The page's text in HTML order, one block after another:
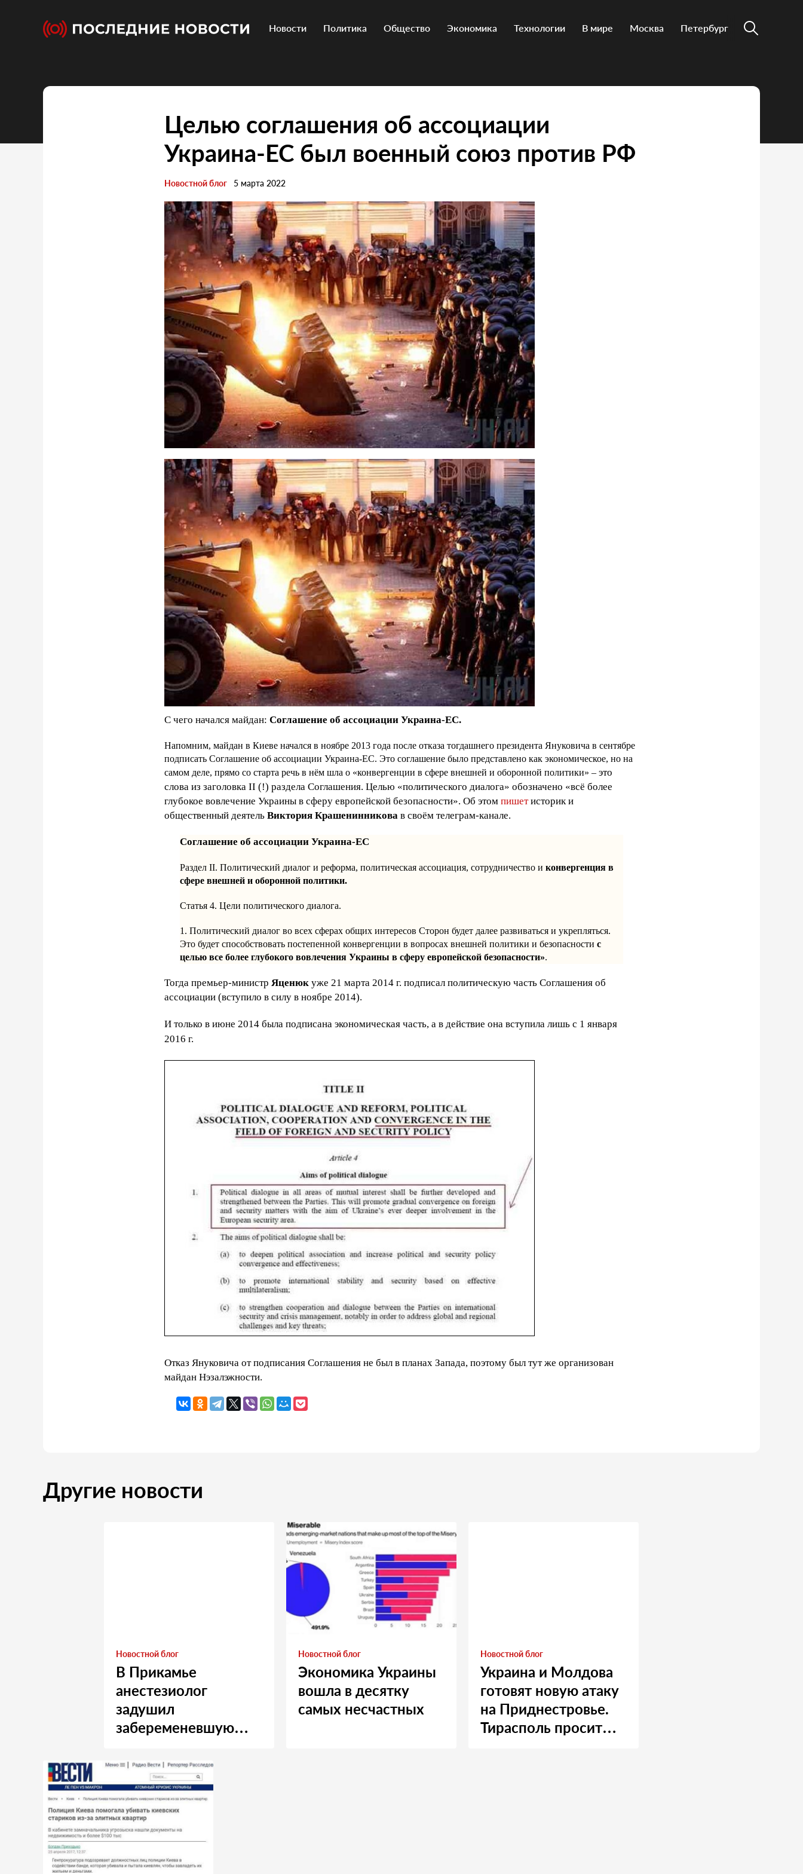
Новости Политика Общество Экономика Технологии В мире Москва Петербург
Целью соглашения об ассоциации
Украина-ЕС был военный союз против РФ
Новостной блог 5 марта 2022
С чего начался майдан: Соглашение об ассоциации Украина-ЕС.
Напомним, майдан в Киеве начался в ноябре 2013 года после отказа тогдашнего президента Януковича в сентябре
подписать Соглашение об ассоциации Украина-ЕС. Это соглашение было представлено как экономическое, но на
самом деле, прямо со старта речь в нём шла о «конвергенции в сфере внешней и оборонной политики» – это
слова из заголовка II (!) раздела Соглашения. Целью «политического диалога» обозначено «всё более
глубокое вовлечение Украины в сферу европейской безопасности». Об этом пишетисторик и
общественный деятель Виктория Крашенинникова в своём телеграм-канале.
Соглашение об ассоциации Украина-ЕС
Раздел II. Политический диалог и реформа, политическая ассоциация, сотрудничество и конвергенция в
сфере внешней и оборонной политики.
Статья 4. Цели политического диалога.
1. Политический диалог во всех сферах общих интересов Сторон будет далее развиваться и укрепляться.
Это будет способствовать постепенной конвергенции в вопросах внешней политики и безопасности с
целью все более глубокого вовлечения Украины в сферу европейской безопасности».
Тогда премьер-министр Яценюк уже 21 марта 2014 г. подписал политическую часть Соглашения об
ассоциации (вступило в силу в ноябре 2014).
И только в июне 2014 была подписана экономическая часть, а в действие она вступила лишь с 1 января
2016 г.
Отказ Януковича от подписания Соглашения не был в планах Запада, поэтому был тут же организован
майдан Нэзалэжности.
Другие новости
Новостной блог
В Прикамье
анестезиолог
задушил
забеременевшую
Новостной блог
Экономика Украины
вошла в десятку
самых несчастных
Новостной блог
Украина и Молдова
готовят новую атаку
на Приднестровье.
Тирасполь просит